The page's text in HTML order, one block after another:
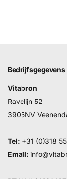
Bedrijfsgegevens
Vitabron
Ravelijn 52
3905NV
Tel: +31 (0)318
Email: